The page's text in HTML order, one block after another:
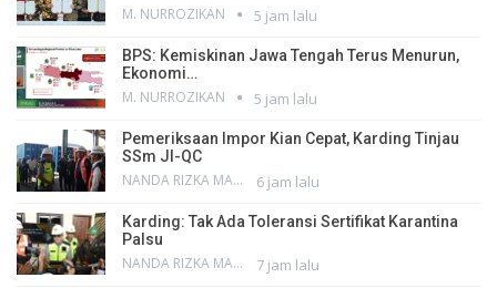
M. NURROZIKAN 5 jam lalu
BPS: Kemiskinan Jawa Tengah Terus Menurun,
Ekonomi…
M. NURROZIKAN 5 jam lalu
Pemeriksaan Impor Kian Cepat, Karding Tinjau
SSm JI-QC
NANDA RIZKA MAHENDRA 6 jam lalu
Karding: Tak Ada Toleransi Sertifikat Karantina
Palsu
NANDA RIZKA MAHENDRA 7 jam lalu